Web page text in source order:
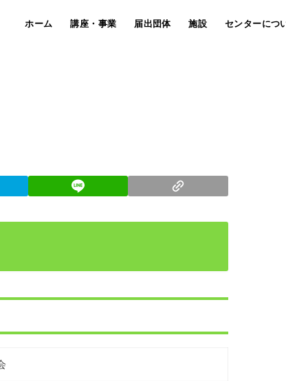
ホーム 講座・事業 届出団体 施設 センターにつ